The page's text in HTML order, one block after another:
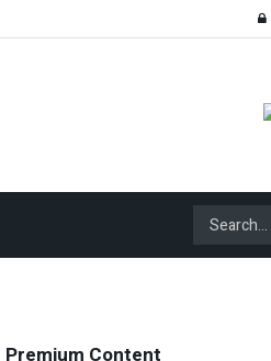
Premium Content